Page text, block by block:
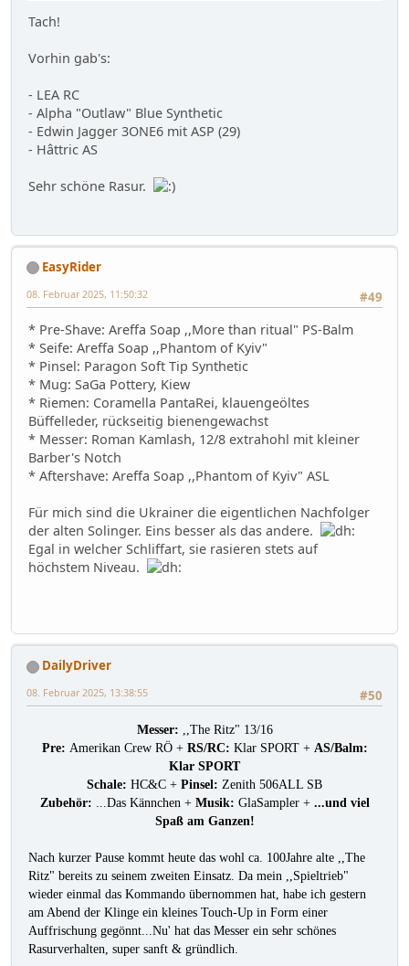
Tach!
Vorhin gab's:
- LEA RC
- Alpha "Outlaw" Blue Synthetic
- Edwin Jagger 3ONE6 mit ASP (29)
- Hâttric AS
Sehr schöne Rasur.
EasyRider
#49
08. Februar 2025, 11:50:32
* Pre-Shave: Areffa Soap ,,More than ritual" PS-Balm
* Seife: Areffa Soap ,,Phantom of Kyiv"
* Pinsel: Paragon Soft Tip Synthetic
* Mug: SaGa Pottery, Kiew
* Riemen: Coramella PantaRei, klauengeöltes
Büffelleder, rückseitig bienengewachst
* Messer: Roman Kamlash, 12/8 extrahohl mit kleiner
Barber's Notch
* Aftershave: Areffa Soap ,,Phantom of Kyiv" ASL
Für mich sind die Ukrainer die eigentlichen Nachfolger
der alten Solinger. Eins besser als das andere.
Egal in welcher Schliffart, sie rasieren stets auf
höchstem Niveau.
DailyDriver
#50
08. Februar 2025, 13:38:55
Messer: ,,The Ritz" 13/16
Pre: Amerikan Crew RÖ +RS/RC: Klar SPORT +AS/Balm:
Klar SPORT
Schale: HC&C + Pinsel: Zenith 506ALL SB
Zubehör: ...Das Kännchen + Musik: GlaSampler + ...und viel
Spaß am Ganzen!
Nach kurzer Pause kommt heute das wohl ca. 100Jahre alte ,,The
Ritz" bereits zu seinem zweiten Einsatz. Da mein ,,Spieltrieb"
wieder einmal das Kommando übernommen hat, habe ich gestern
am Abend der Klinge ein kleines Touch-Up in Form einer
Auffrischung gegönnt...Nu' hat das Messer ein sehr schönes
Rasurverhalten, super sanft & gründlich.